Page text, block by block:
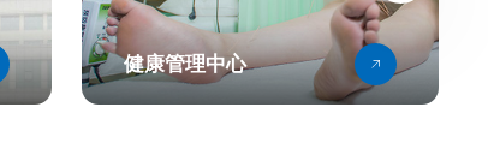
健康管理中心